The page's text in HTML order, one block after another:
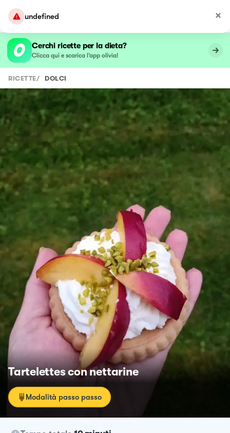
undefined
Cerchi ricette per la dieta?
Clicca qui e scarica l’app olivia!
RICETTE/ DOLCI
Tartelettes con nettarine
Modalità passo passo